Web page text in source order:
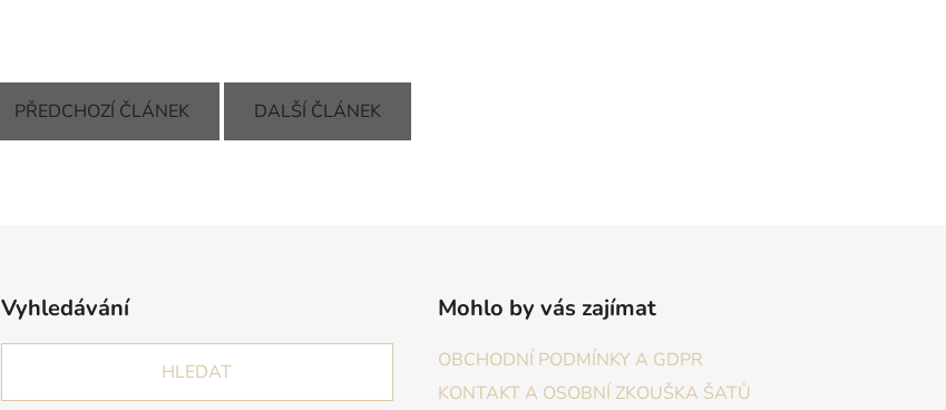
PŘEDCHOZÍ ČLÁNEK DALŠÍ ČLÁNEK
Vyhledávání
HLEDAT
Mohlo by vás zajímat
OBCHODNÍ PODMÍNKY A GDPR
KONTAKT A OSOBNÍ ZKOUŠKA ŠATŮ